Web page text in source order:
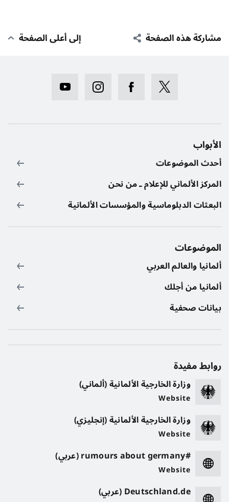
مشاركة هذه الصفحة إلى أعلى الصفحة
الأبواب
أحدث الموضوعات
المركز الألماني للإعلام ـ من نحن
البعثات الدبلوماسية والمؤسسات الألمانية
الموضوعات
ألمانيا والعالم العربي
ألمانيا من أجلك
بيانات صحفية
روابط مفيدة
وزارة الخارجية الألمانية (ألماني)
Website
وزارة الخارجية الألمانية (إنجليزي)
Website
#rumours about germany (عربي)
Website
Deutschland.de (عربي)